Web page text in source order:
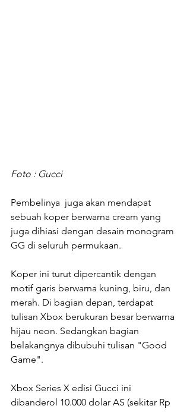
Foto : Gucci
Pembelinya  juga akan mendapat
sebuah koper berwarna cream yang
juga dihiasi dengan desain monogram
GG di seluruh permukaan.
Koper ini turut dipercantik dengan
motif garis berwarna kuning, biru, dan
merah. Di bagian depan, terdapat
tulisan Xbox berukuran besar berwarna
hijau neon. Sedangkan bagian
belakangnya dibubuhi tulisan "Good
Game".
Xbox Series X edisi Gucci ini
dibanderol 10.000 dolar AS (sekitar Rp